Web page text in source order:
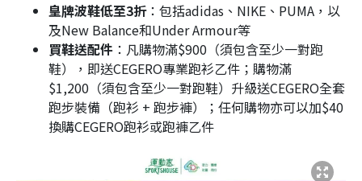
皇牌波鞋低至3折：包括adidas、NIKE、PUMA，以
及New Balance和Under Armour等
買鞋送配件 ：凡購物滿$900（須包含至少一對跑
鞋），即送CEGERO專業跑衫乙件；購物滿
$1,200（須包含至少一對跑鞋）升級送CEGERO全套
跑步裝備（跑衫 + 跑步褲）；任何購物亦可以加$40
換購CEGERO跑衫或跑褲乙件